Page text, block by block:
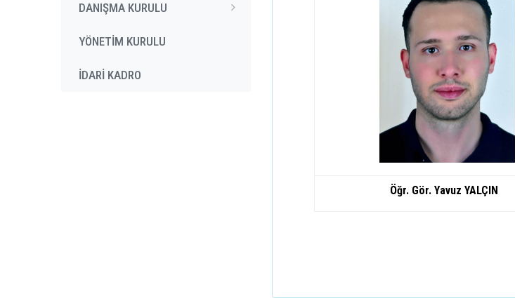
DANIŞMA KURULU
YÖNETİM KURULU
İDARİ KADRO
Öğr. Gör. Yavuz YALÇIN